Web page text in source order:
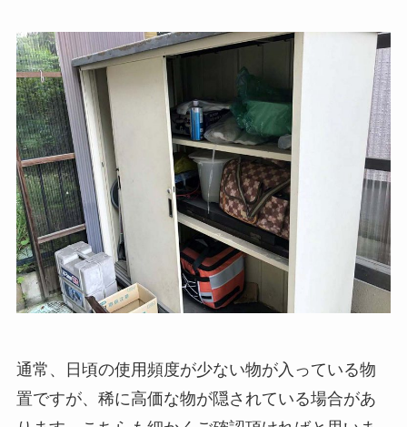
通常、日頃の使用頻度が少ない物が入っている物
置ですが、稀に高価な物が隠されている場合があ